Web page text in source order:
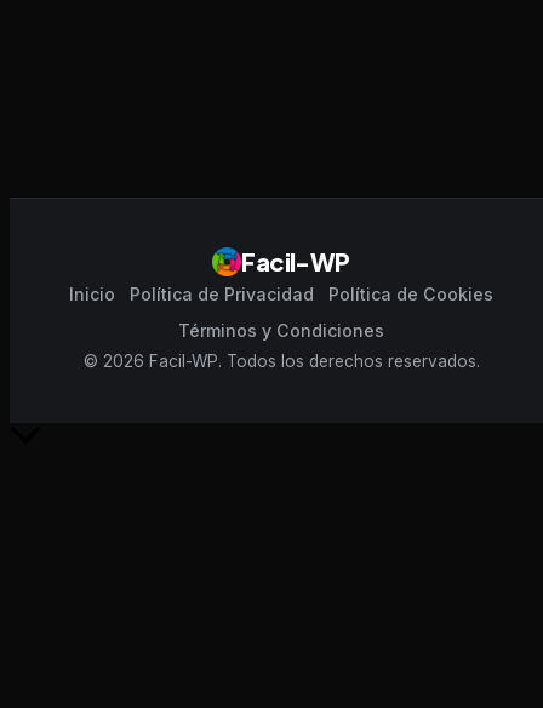
Facil-WP
Inicio Política de Privacidad
Política de Cookies
Términos y Condiciones
© 2026 Facil-WP. Todos los derechos reservados.